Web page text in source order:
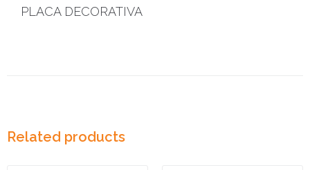
PLACA DECORATIVA
Related products